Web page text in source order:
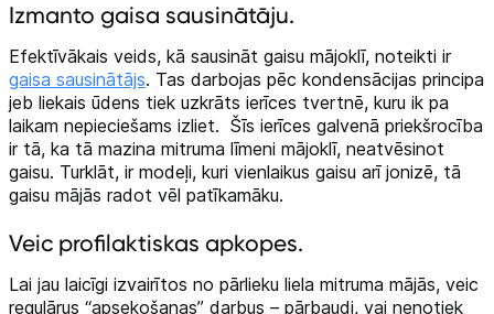
Izmanto gaisa sausinātāju.
Efektīvākais veids, kā sausināt gaisu mājoklī, noteikti ir
gaisa sausinātājs. Tas darbojas pēc kondensācijas principa
jeb liekais ūdens tiek uzkrāts ierīces tvertnē, kuru ik pa
laikam nepieciešams izliet. Šīs ierīces galvenā priekšrocība
ir tā, ka tā mazina mitruma līmeni mājoklī, neatvēsinot
gaisu. Turklāt, ir modeļi, kuri vienlaikus gaisu arī jonizē, tā
gaisu mājās radot vēl patīkamāku.
Veic profilaktiskas apkopes.
Lai jau laicīgi izvairītos no pārlieku liela mitruma mājās, veic
regulārus “apsekošanas” darbus – pārbaudi, vai nenotiek